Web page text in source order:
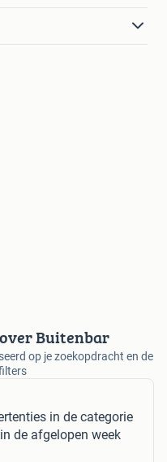
Buitenbar
op je zoekopdracht en de
in de categorie
de afgelopen week